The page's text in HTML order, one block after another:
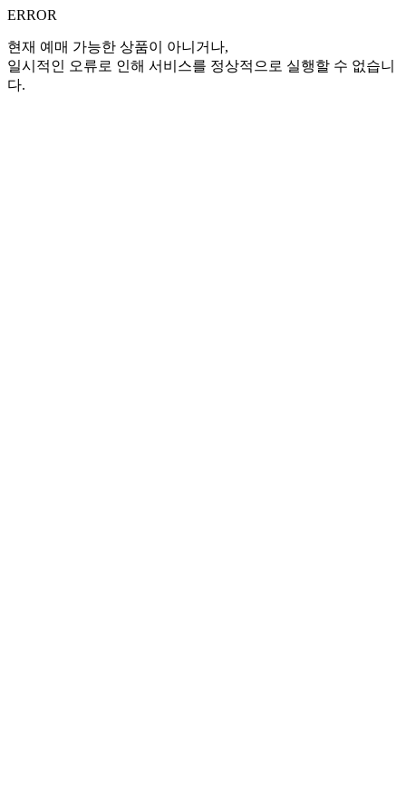
ERROR
현재 예매 가능한 상품이 아니거나,
일시적인 오류로 인해 서비스를 정상적으로 실행할 수 없습니
다.